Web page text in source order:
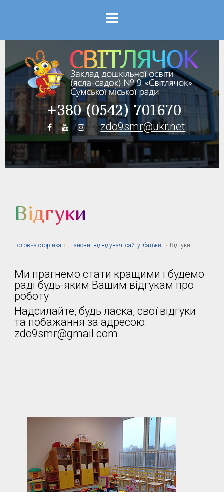
+380 (0542) 701670
zdo9smr@ukr.net
Menu
Відгуки
Головна сторiнка › Шановні відвідувачі сайту, батьки! › Відгуки
Ми прагнемо стати кращими і будемо
раді будь-яким Вашим відгукам про
роботу
Надсилайте, будь ласка, свої відгуки
та побажання за адресою:
zdo9smr@gmail.com